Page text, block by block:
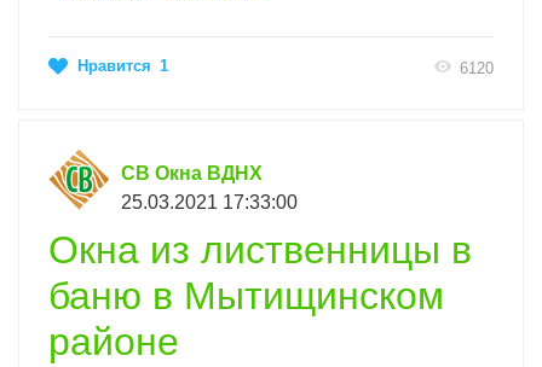
Нравится 1 6120
СВ Окна ВДНХ
25.03.2021 17:33:00
Окна из лиственницы в
баню в Мытищинском
районе